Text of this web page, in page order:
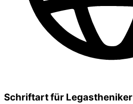
Schriftart für Legastheniker